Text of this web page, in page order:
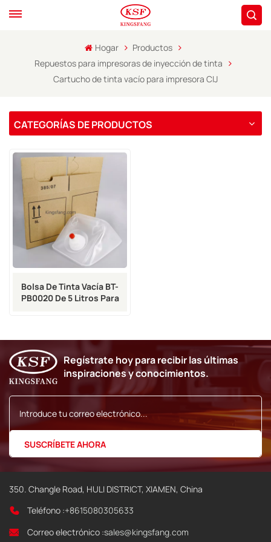
Hogar
Productos
Repuestos para impresoras de inyección de tinta
Cartucho de tinta vacío para impresora CIJ
CATEGORÍAS DE PRODUCTOS
Bolsa De Tinta Vacía BT-
PB0020 De 5 Litros Para
Regístrate hoy para recibir las últimas
inspiraciones y conocimientos.
350. Changle Road, HULI DISTRICT, XIAMEN, China
Teléfono :+8615080305633
Correo electrónico :sales@kingsfang.com